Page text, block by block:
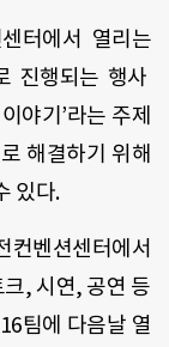
터에서 열리는
진행되는 행사
야기 ’라는 주제
해결하기 위해
있다.
컨벤션센터에서
크,시연, 공연 등
16팀에 다음날 열